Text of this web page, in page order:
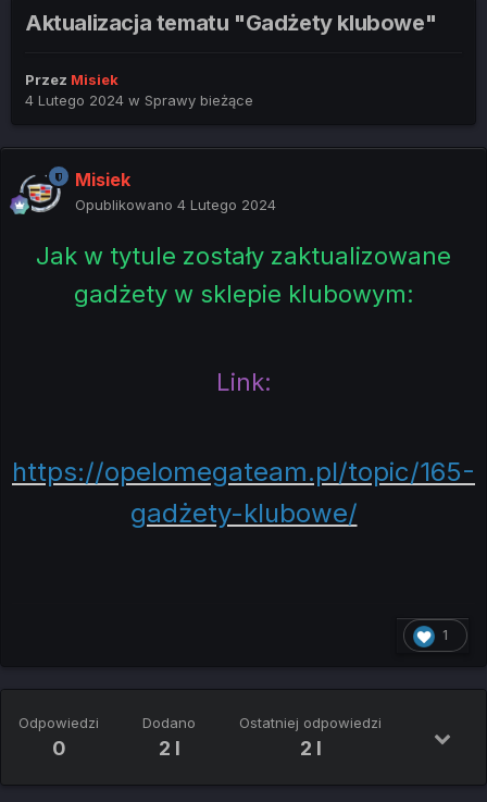
Aktualizacja tematu "Gadżety klubowe"
Przez Misiek
4 Lutego 2024 w Sprawy bieżące
Misiek
Opublikowano 4 Lutego 2024
Jak w tytule zostały zaktualizowane
gadżety w sklepie klubowym:
Link:
https://opelomegateam.pl/topic/165-
gadżety-klubowe/
1
Odpowiedzi
0
Dodano
2 l
Ostatniej odpowiedzi
2 l